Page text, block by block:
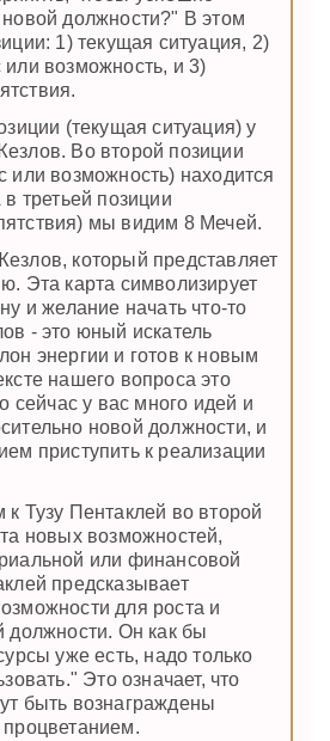
новой должности?" В этом
1) текущая ситуация, 2)
или возможность, и 3)
(текущая ситуация) у
Во второй позиции
или возможность) находится
третьей позиции
мы видим 8 Мечей.
который представляет
Эта карта символизирует
и желание начать что-то
- это юный искатель
энергии и готов к новым
нашего вопроса это
сейчас у вас много идей и
новой должности, и
приступить к реализации
Тузу Пентаклей во второй
новых возможностей,
или финансовой
предсказывает
для роста и
должности. Он как бы
уже есть, надо только
Это означает, что
быть вознаграждены